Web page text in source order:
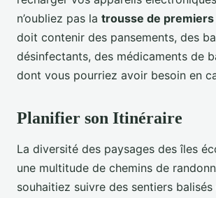
n’oubliez pas la trousse de
doit contenir des pansements, des
désinfectants, des médicaments de
dont vous pourriez avoir besoin en
Planifier son Itinéraire
La diversité des paysages des îles
une multitude de chemins de
souhaitiez suivre des sentiers